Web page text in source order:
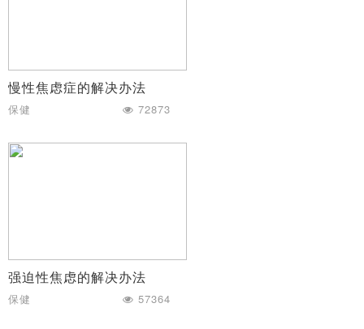
慢性焦虑症的解决办法
保健 72873
强迫性焦虑的解决办法
保健 57364